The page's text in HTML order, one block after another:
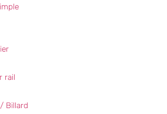
rail
Billard